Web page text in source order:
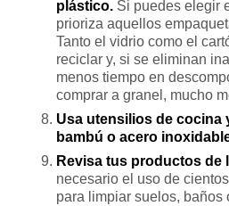
plástico. Si puedes elegir
prioriza aquellos
Tanto el vidrio como el
reciclar y, si se eliminan
menos tiempo en
comprar a granel, mucho
Usa utensilios de cocina
bambú o acero
Revisa tus productos de
necesario el uso de
para limpiar suelos, baños